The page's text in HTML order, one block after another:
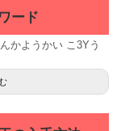
ード
かようかい こ3Yう